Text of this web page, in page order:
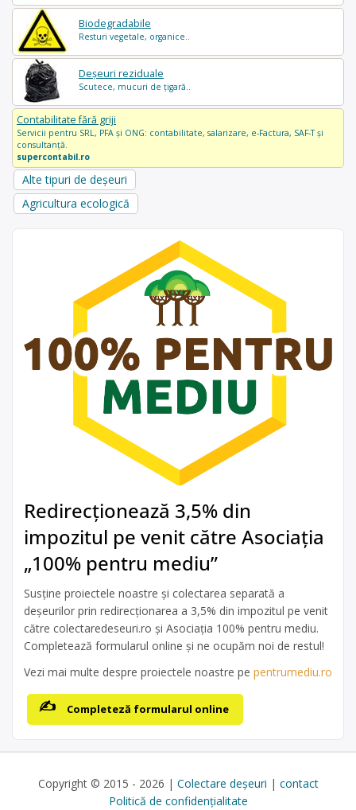
Biodegradabile
Resturi vegetale, organice..
Deșeuri reziduale
Scutece, mucuri de țigară..
Contabilitate fără griji
Servicii pentru SRL, PFA și ONG: contabilitate, salarizare, e-Factura, SAF-T și
consultanță.
supercontabil.ro
Alte tipuri de deșeuri
Agricultura ecologică
Redirecționează 3,5% din
impozitul pe venit către Asociația
„100% pentru mediu”
Susține proiectele noastre și colectarea separată a
deșeurilor prin redirecționarea a 3,5% din impozitul pe venit
către colectaredeseuri.ro și Asociația 100% pentru mediu.
Completează formularul online și ne ocupăm noi de restul!
Vezi mai multe despre proiectele noastre pe pentrumediu.ro
Completeză formularul online
Copyright © 2015 - 2026 | Colectare deșeuri | contact
Politică de confidențialitate